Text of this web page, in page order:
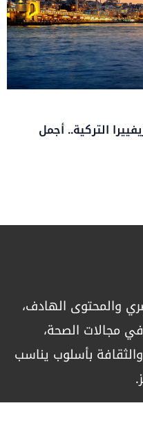
التركية.. أجمل
والمحتوى الهادف،
مجالات الصحة،
والثقافة بأسلوب يناسب